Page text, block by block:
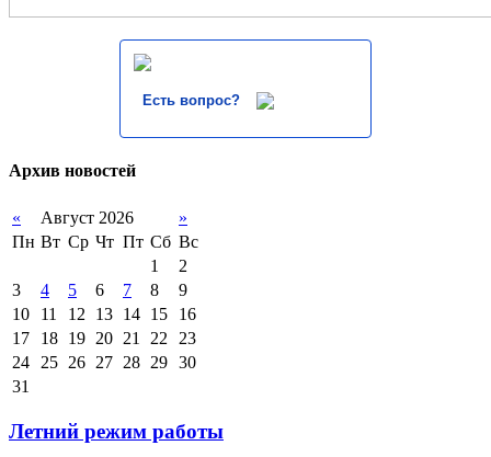
Есть вопрос?
Архив новостей
« Август 2026
»
Пн Вт Ср Чт Пт Сб Вс
1
2
3
4 5 6 7 8
9
10
11 12 13 14 15
16
17
18 19 20 21 22
23
24
25 26 27 28 29 30
31
Летний режим работы